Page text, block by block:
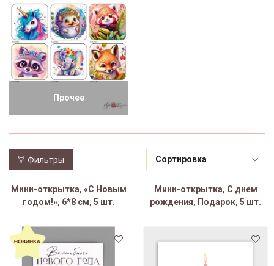
Прочее
Фильтры
Мини-открытка, «С Новым
годом!», 6*8 см, 5 шт.
Мини-открытка, С днем
рождения, Подарок, 5 шт.